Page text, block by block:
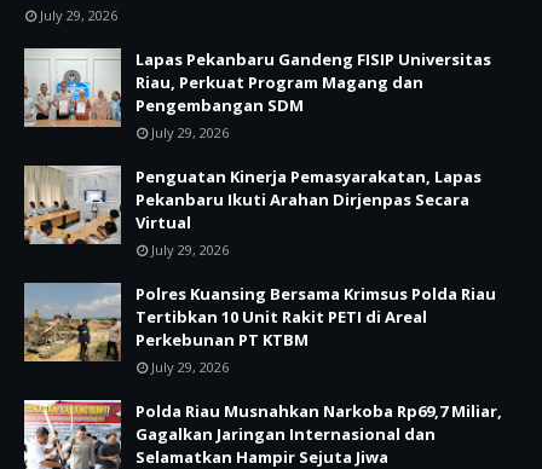
July 29, 2026
Lapas Pekanbaru Gandeng FISIP Universitas
Riau, Perkuat Program Magang dan
Pengembangan SDM
July 29, 2026
Penguatan Kinerja Pemasyarakatan, Lapas
Pekanbaru Ikuti Arahan Dirjenpas Secara
Virtual
July 29, 2026
Polres Kuansing Bersama Krimsus Polda Riau
Tertibkan 10 Unit Rakit PETI di Areal
Perkebunan PT KTBM
July 29, 2026
Polda Riau Musnahkan Narkoba Rp69,7 Miliar,
Gagalkan Jaringan Internasional dan
Selamatkan Hampir Sejuta Jiwa